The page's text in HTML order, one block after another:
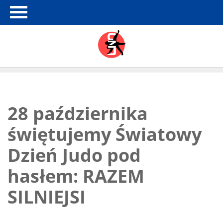
28 października
świętujemy Światowy
Dzień Judo pod
hasłem: RAZEM
SILNIEJSI